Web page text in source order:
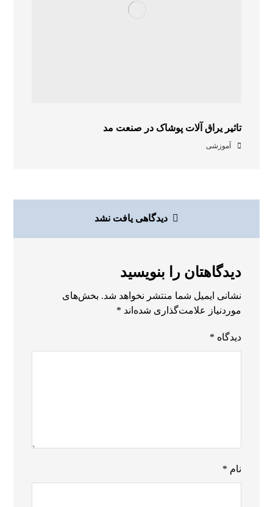
تاثیر یراق آلات پوشاک در صنعت مد
آموزشی
دیدگاهی یافت نشد
دیدگاهتان را بنویسید
نشانی ایمیل شما منتشر نخواهد شد. بخش‌های
موردنیاز علامت‌گذاری شده‌اند *
دیدگاه *
نام *